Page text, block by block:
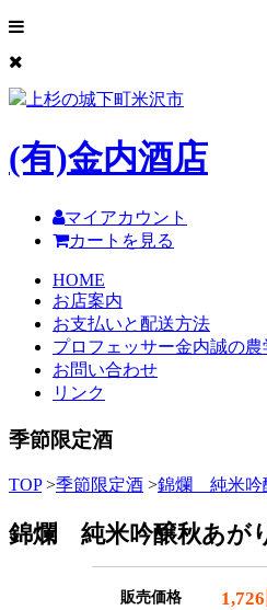
上杉の城下町米沢市
(有)金内酒店
マイアカウント
カートを見る
HOME
お店案内
お支払いと配送方法
プロフェッサー金内誠の農
お問い合わせ
リンク
季節限定酒
TOP >季節限定酒 >錦爛 純米吟
錦爛 純米吟醸秋あが
販売価格